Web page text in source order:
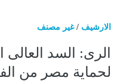
الارشيف /غير مصنف
الرى: السد العالى
لحماية مصر من